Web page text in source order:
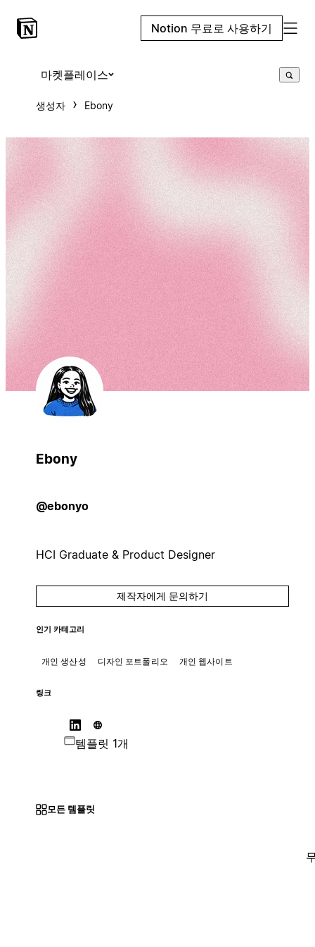
Notion 무료로 사용하기
마켓플레이스
생성자 Ebony
Ebony
@ebonyo
HCI Graduate & Product Designer
제작자에게 문의하기
인기 카테고리
개인 생산성 디자인 포트폴리오 개인 웹사이트
링크
템플릿 1개
모든 템플릿